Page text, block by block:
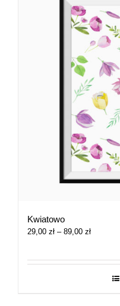
Kwiatowo
29,00 zł – 89,00 złZakres
29,00 zł